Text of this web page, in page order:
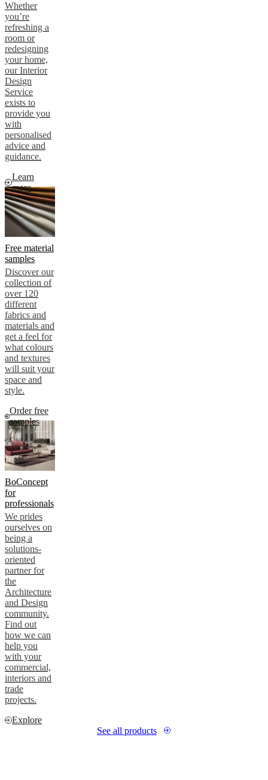
Whether
you’re
refreshing a
room or
redesigning
your home,
our Interior
Design
Service
exists to
provide you
with
personalised
advice and
guidance.
Learn
more
Free material
samples
Discover our
collection of
over 120
different
fabrics and
materials and
get a feel for
what colours
and textures
will suit your
space and
style.
Order free
samples
BoConcept
for
professionals
We prides
ourselves on
being a
solutions-
oriented
partner for
the
Architecture
and Design
community.
Find out
how we can
help you
with your
commercial,
interiors and
trade
projects.
Explore
See all products